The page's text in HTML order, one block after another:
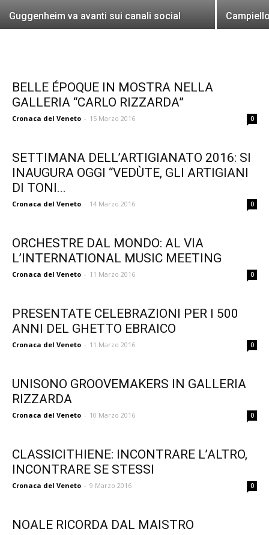
Guggenheim va avanti sui canali social
BELLE ÉPOQUE IN MOSTRA NELLA
GALLERIA “CARLO RIZZARDA”
Cronaca del Veneto - 15 Marzo 2016 0
SETTIMANA DELL’ARTIGIANATO 2016: SI
INAUGURA OGGI “VEDÙTE, GLI ARTIGIANI
DI TONI...
Cronaca del Veneto - 14 Marzo 2016 0
ORCHESTRE DAL MONDO: AL VIA
L’INTERNATIONAL MUSIC MEETING
Cronaca del Veneto - 11 Marzo 2016 0
PRESENTATE CELEBRAZIONI PER I 500
ANNI DEL GHETTO EBRAICO
Cronaca del Veneto - 11 Marzo 2016 0
UNISONO GROOVEMAKERS IN GALLERIA
RIZZARDA
Cronaca del Veneto - 10 Marzo 2016 0
CLASSICITHIENE: INCONTRARE L’ALTRO,
INCONTRARE SE STESSI
Cronaca del Veneto - 9 Marzo 2016 0
NOALE RICORDA DAL MAISTRO